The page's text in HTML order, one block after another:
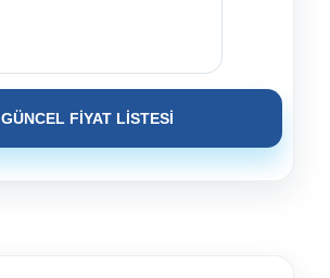
GÜNCEL FİYAT LİSTESİ